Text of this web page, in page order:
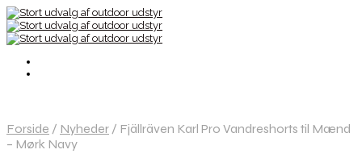
Forside / Nyheder / Fjällräven Karl Pro Vandreshorts til Mænd
– Mørk Navy